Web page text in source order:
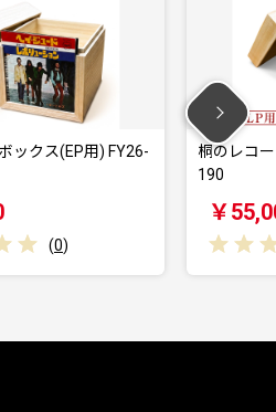
ックス(EP用) FY26-
(0)
桐のレコ
190
￥